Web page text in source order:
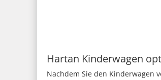
Hartan Kinderwagen
Nachdem Sie den Kinderwagen